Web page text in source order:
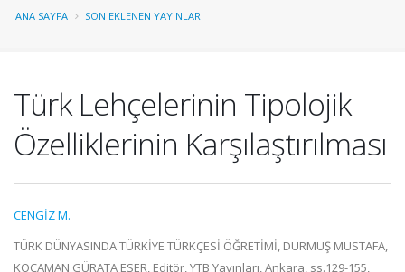
ANA SAYFA SON EKLENEN YAYINLAR
Türk Lehçelerinin Tipolojik
Özelliklerinin Karşılaştırılması
CENGİZ M.
TÜRK DÜNYASINDA TÜRKİYE TÜRKÇESİ ÖĞRETİMİ, DURMUŞ MUSTAFA,
KOCAMAN GÜRATA ESER, Editör, YTB Yayınları, Ankara, ss.129-155,